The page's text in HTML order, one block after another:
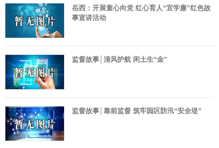
岳西：开展童心向党 红心育人“宜学廉”红色故
事宣讲活动
监督故事│清风护航 闲土生“金”
监督故事│靠前监督 筑牢园区防汛“安全堤”